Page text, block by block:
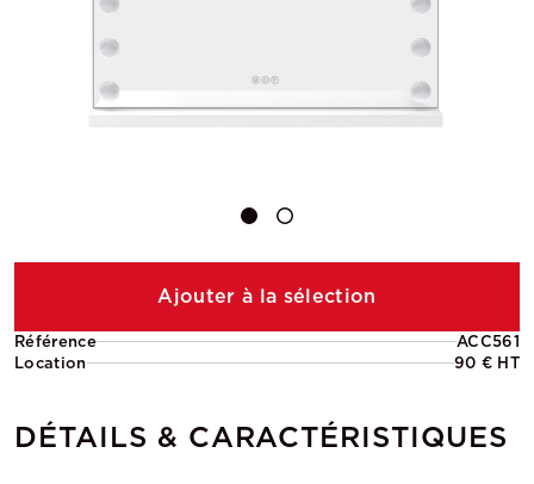
Référence
ACC561
Location
90 € HT
DÉTAILS & CARACTÉRISTIQUES
Ajouter à la sélection